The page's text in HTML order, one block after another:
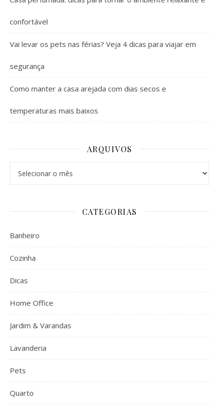
confortável
Vai levar os pets nas férias? Veja 4 dicas para viajar em
segurança
Como manter a casa arejada com dias secos e
temperaturas mais baixos
ARQUIVOS
CATEGORIAS
Banheiro
Cozinha
Dicas
Home Office
Jardim & Varandas
Lavanderia
Pets
Quarto